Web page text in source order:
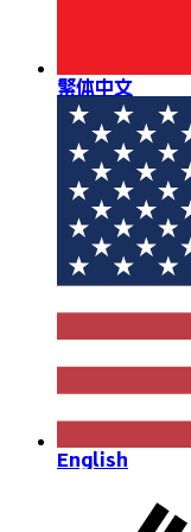
繁体中文
English